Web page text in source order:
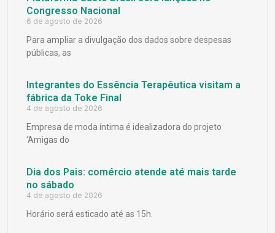
Congresso Nacional
6 de agosto de 2026
Para ampliar a divulgação dos dados sobre despesas
públicas, as
Integrantes do Essência Terapêutica visitam a
fábrica da Toke Final
4 de agosto de 2026
Empresa de moda íntima é idealizadora do projeto
‘Amigas do
Dia dos Pais: comércio atende até mais tarde
no sábado
4 de agosto de 2026
Horário será esticado até as 15h.